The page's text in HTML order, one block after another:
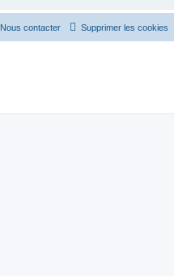
Supprimer les cookies
Nous contacter